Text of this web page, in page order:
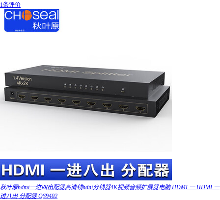
1条评价
秋叶原hdmi一进四出配器高清线hdni分线器4K视频音频扩展器电脑 HDMI 一 HDMI 一
进八出 分配器 QS9402